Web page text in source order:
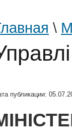
\
публикации: